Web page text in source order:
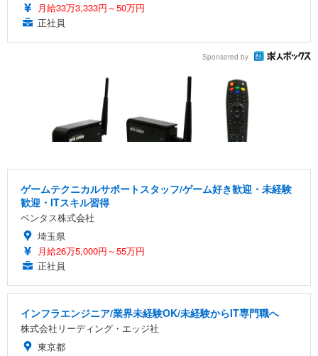
月給33万3,333円～50万円
正社員
Sponsored by
ゲームテクニカルサポートスタッフ/ゲーム好き歓迎・未経験
歓迎・ITスキル習得
ベンタス株式会社
埼玉県
月給26万5,000円～55万円
正社員
インフラエンジニア/業界未経験OK/未経験からIT専門職へ
株式会社リーディング・エッジ社
東京都